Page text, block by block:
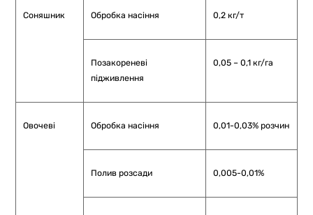
Соняшник Обробка насіння 0,2 кг/т
Позакореневі
підживлення
0,05 – 0,1 кг/га
Овочеві Обробка насіння 0,01-0,03% розчин
Полив розсади 0,005-0,01%